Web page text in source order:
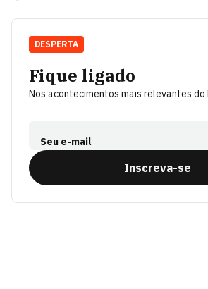
Fique ligado
Nos acontecimentos mais relevantes do
Seu e-mail
Inscreva-se
DESPERTA